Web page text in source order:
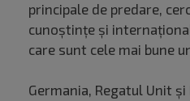
principale de predare,
cunoştinţe şi
care sunt cele mai bune
Germania, Regatul Unit